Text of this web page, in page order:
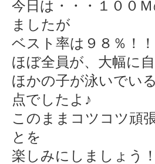
今日は・・・１００
ましたが
ベスト率は９８％！！
ほぼ全員が、大幅に
ほかの子が泳いでい
点でしたよ♪
このままコツコツ頑
とを
楽しみにしましょう！